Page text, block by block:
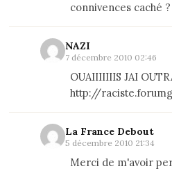
connivences caché ?
NAZI
7 décembre 2010 02:46
OUAIIIIIIIS JAI
http://
La France Debout
5 décembre 2010 21:34
Merci de m'avoir